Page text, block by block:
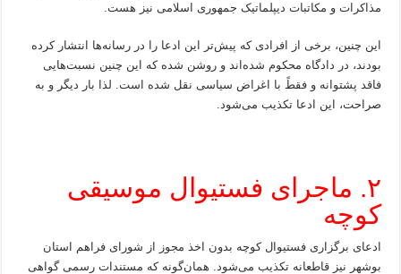
مذاکرات و مکاتبات دیپلماتیک جمهوری اسلامی نیز هست.
این چنین، برخی از افرادی که پیش‌تر این ادعا را در رسانه‌ها انتشار کرده
بودند، در دادگاه محکوم شده‌اند و روشن شده که این چنین نسبت‌هایی
فاقد پشتوانه و فقطً با اغراض سیاسی نقل شده است. لذا بار دیگر و به
صراحت، این ادعا تکذیب می‌شود.
۲. ماجرای فستیوال موسیقی
کوچه
ادعای برگزاری فستیوال کوچه بدون اخذ مجوز از شورای فراهم استان
بوشهر نیز قاطعانه تکذیب می‌شود. همان‌گونه که مستندات رسمی گواهی